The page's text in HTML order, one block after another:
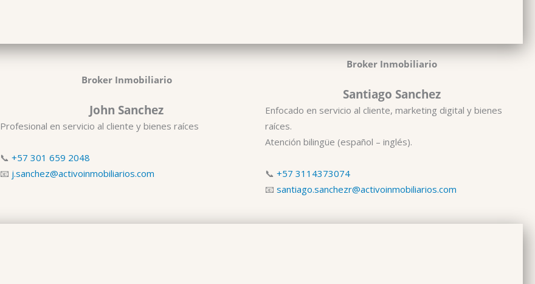
Broker Inmobiliario
John Sanchez
Profesional en servicio al cliente y bienes raíces
📞 +57 301 659 2048
📧 j.sanchez@activoinmobiliarios.com
Broker Inmobiliario
Santiago Sanchez
Enfocado en servicio al cliente, marketing digital y bienes
raíces.
Atención bilingüe (español – inglés).
📞+57 3114373074
📧santiago.sanchezr@activoinmobiliarios.com